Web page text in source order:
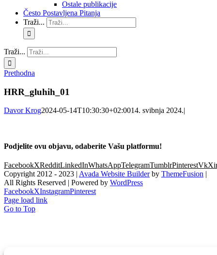
Ostale publikacije
Često Postavljena Pitanja
Traži...
Traži...
Prethodna
HRR_gluhih_01
Davor Krog2024-05-14T10:30:30+02:0014. svibnja 2024.|
Podjelite ovu objavu, odaberite Vašu platformu!
FacebookXRedditLinkedInWhatsAppTelegramTumblrPinterestVk
Copyright 2012 - 2023 | Avada Website Builderby ThemeFusion |
All Rights Reserved | Powered by WordPress
FacebookXInstagramPinterest
Page load link
Go to Top